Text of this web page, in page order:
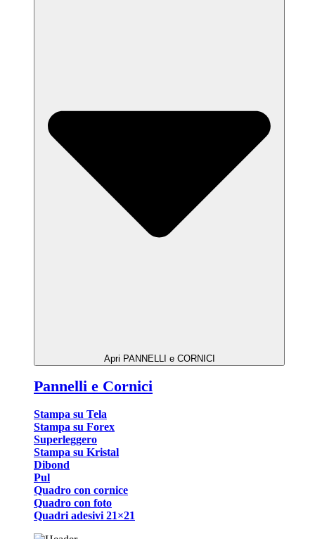
Apri PANNELLI e CORNICI
Pannelli e Cornici
Stampa su Tela
Stampa su Forex
Superleggero
Stampa su Kristal
Dibond
Pul
Quadro con cornice
Quadro con foto
Quadri adesivi 21×21